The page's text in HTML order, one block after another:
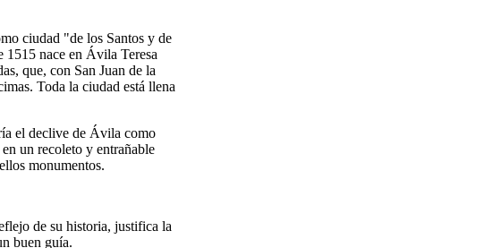
ciudad "de los Santos y de
1515 nace en Ávila Teresa
que, con San Juan de la
Toda la ciudad está llena
el declive de Ávila como
un recoleto y entrañable
monumentos.
de su historia, justifica la
buen guía.